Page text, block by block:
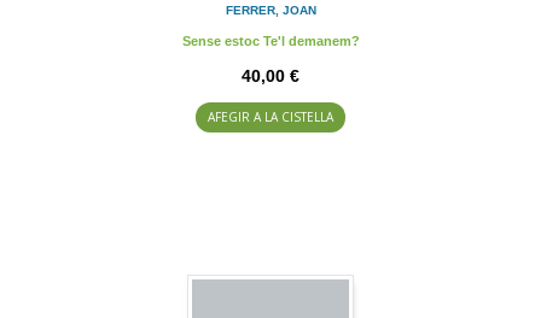
FERRER, JOAN
Sense estoc Te'l demanem?
40,00 €
AFEGIR A LA CISTELLA